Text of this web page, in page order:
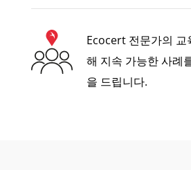
Ecocert 전문가의 교
해 지속 가능한 사례
을 드립니다.